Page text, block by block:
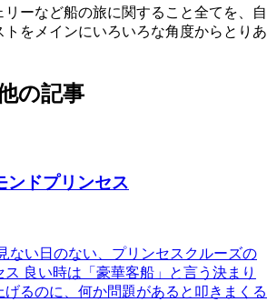
ーなど船の旅に関すること全てを、自
をメインにいろいろな角度からとりあ
の記事
ンドプリンセス
ない日のない、プリンセスクルーズの
良い時は「豪華客船」と言う決まり
るのに、何か問題があると叩きまくる